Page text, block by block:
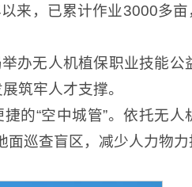
来，已累计作业3000多
办无人机植保职业技能
筑牢人才支撑。
的“空中城管”。依托无
巡查盲区，减少人力物